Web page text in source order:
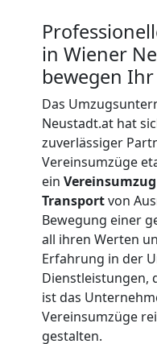
in Wiener
bewegen Ihr
Das
Neustadt.at hat
zuverlässiger
Vereinsumzüge
ein Vereinsumzug
Transportvon
Bewegung einer
all ihren Werten
Erfahrung in der
Dienstleistungen,
ist das
Vereinsumzüge
gestalten.